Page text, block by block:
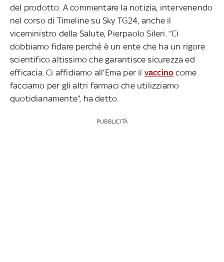
del prodotto. A commentare la notizia, intervenendo
nel corso di Timeline su Sky TG24, anche il
viceministro della Salute, Pierpaolo Sileri. “Ci
dobbiamo fidare perché è un ente che ha un rigore
scientifico altissimo che garantisce sicurezza ed
efficacia. Ci affidiamo all’Ema per il vaccino come
facciamo per gli altri farmaci che utilizziamo
quotidianamente”, ha detto.
PUBBLICITÀ